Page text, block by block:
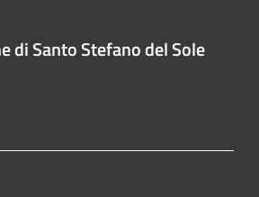
di Santo Stefano del Sole